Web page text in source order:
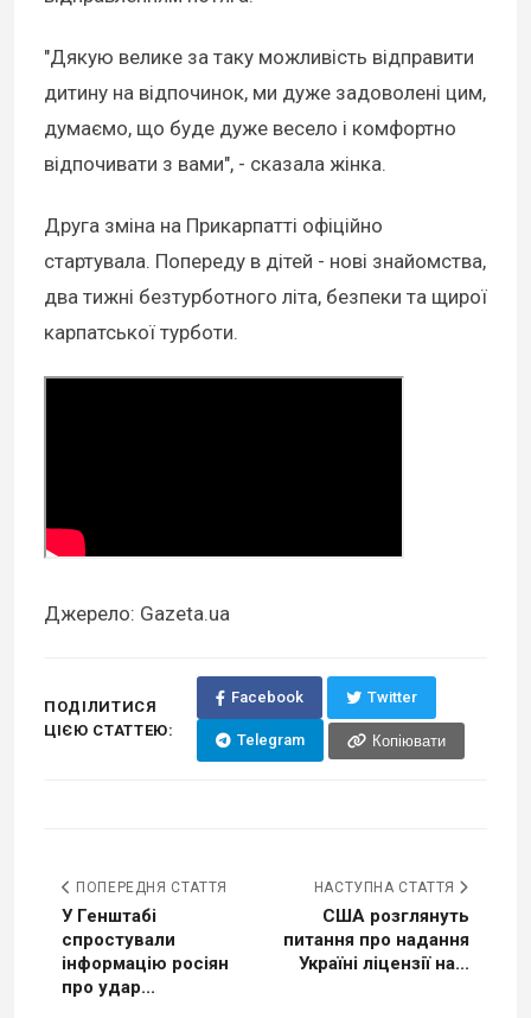
"Дякую велике за таку можливість відправити
дитину на відпочинок, ми дуже задоволені цим,
думаємо, що буде дуже весело і комфортно
відпочивати з вами", - сказала жінка.
Друга зміна на Прикарпатті офіційно
стартувала. Попереду в дітей - нові знайомства,
два тижні безтурботного літа, безпеки та щирої
карпатської турботи.
Джерело: Gazeta.ua
ПОДІЛИТИСЯ
ЦІЄЮ СТАТТЕЮ:
Facebook Twitter
Telegram Копіювати
ПОПЕРЕДНЯ СТАТТЯ
У Генштабі
спростували
інформацію росіян
про удар...
НАСТУПНА СТАТТЯ
США розглянуть
питання про надання
Україні ліцензії на...